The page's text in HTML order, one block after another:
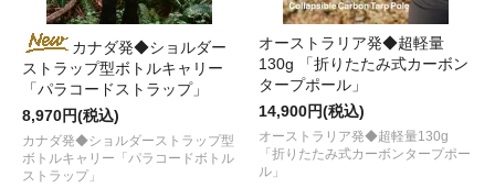
カナダ発◆ショルダー
ストラップ型ボトルキャリー
「パラコードストラップ」
8,970円(税込)
カナダ発◆ショルダーストラップ型
ボトルキャリー「パラコードボトル
ストラップ」
オーストラリア発◆超軽量
130g 「折りたたみ式カーボン
タープポール」
14,900円(税込)
オーストラリア発◆超軽量130g
「折りたたみ式カーボンタープポー
ル」